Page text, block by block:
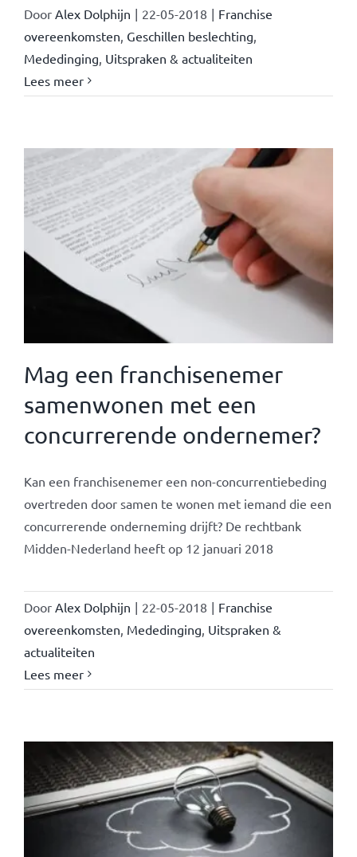
Door Alex Dolphijn | 22-05-2018 | Franchise
overeenkomsten Geschillen beslechting
Mededinging Uitspraken & actualiteiten
Lees meer
Mag een franchisenemer
samenwonen met een
concurrerende ondernemer?
Kan een franchisenemer een non-concurrentiebeding
overtreden door samen te wonen met iemand die een
concurrerende onderneming drijft? De rechtbank
Midden-Nederland heeft op 12 januari 2018
Door Alex Dolphijn | 22-05-2018 | Franchise
overeenkomsten Mededinging Uitspraken &
actualiteiten
Lees meer